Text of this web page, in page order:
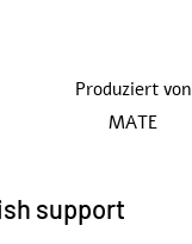
Produziert von
MATE
support